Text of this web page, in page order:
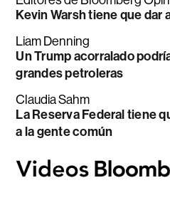
Kevin Warsh tiene que
Liam Denning
Un Trump acorralado
grandes petroleras
Claudia Sahm
La Reserva Federal tiene
a la gente común